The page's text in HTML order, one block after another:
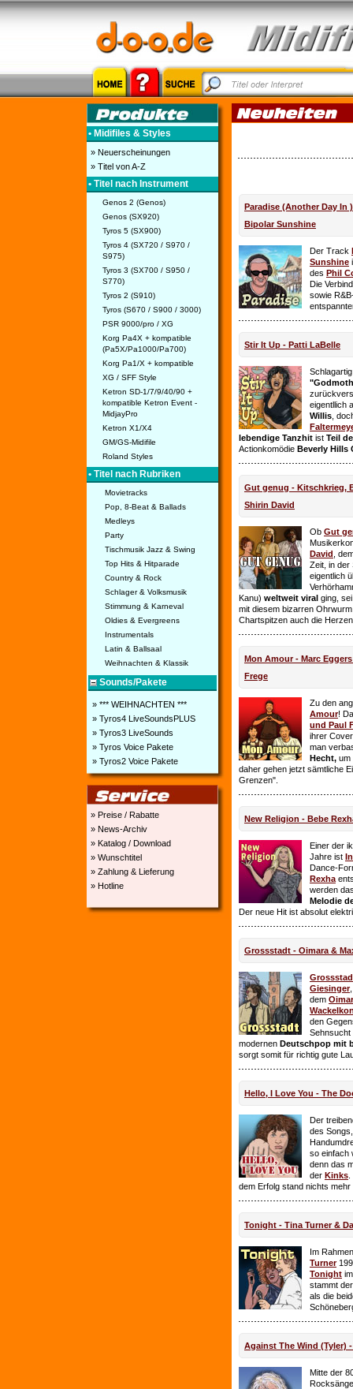
• Midifiles & Styles
» Neuerscheinungen
» Titel von A-Z
• Titel nach Instrument
Genos 2 (Genos)
Genos (SX920)
Tyros 5 (SX900)
Tyros 4 (SX720 / S970 /
S975)
Tyros 3 (SX700 / S950 /
S770)
Tyros 2 (S910)
Tyros (S670 / S900 / 3000)
PSR 9000/pro / XG
Korg Pa4X + kompatible
(Pa5X/Pa1000/Pa700)
Korg Pa1/X + kompatible
XG / SFF Style
Ketron SD-1/7/9/40/90 +
kompatible Ketron Event -
MidjayPro
Ketron X1/X4
GM/GS-Midifile
Roland Styles
• Titel nach Rubriken
Movietracks
Pop, 8-Beat & Ballads
Medleys
Party
Tischmusik Jazz & Swing
Top Hits & Hitparade
Country & Rock
Schlager & Volksmusik
Stimmung & Karneval
Oldies & Evergreens
Instrumentals
Latin & Ballsaal
Weihnachten & Klassik
Sounds/Pakete
» *** WEIHNACHTEN ***
» Tyros4 LiveSoundsPLUS
» Tyros3 LiveSounds
» Tyros Voice Pakete
» Tyros2 Voice Pakete
» Preise / Rabatte
» News-Archiv
» Katalog / Download
» Wunschtitel
» Zahlung & Lieferung
» Hotline
Paradise (Another Day In
Bipolar Sunshine
Der Track
Sunshine
des Phil
Die
sowie
Stir It Up - Patti LaBelle
eigentllich
Willis ,
lebendige Tanzhit ist Teil
Actionkomödie Beverly Hills
Gut genug - Kitschkrieg,
Shirin David
Ob Gut
David ,
Zeit, in der
eigentlich
Kanu) weltweit viral ging,
mit diesem bizarren
Chartspitzen auch die
Mon Amour - Marc
Frege
Zu den
Amour!
und Paul
ihrer
man
Hecht, um
daher gehen jetzt sämtliche
Grenzen".
New Religion - Bebe
Einer der
Jahre ist
Dance-
Rexha
werden
Melodie
Der neue Hit ist absolut
Grossstadt - Oimara &
Giesinger
dem
den
Sehnsucht
modernen Deutschpop mit
sorgt somit für richtig gute
Hello, I Love You - The
Der
des
so einfach
denn das
der Kinks
dem Erfolg stand nichts mehr
Tonight - Tina Turner &
Im
Turner
Tonight
stammt
als die
Against The Wind (Tyler)
Mitte der